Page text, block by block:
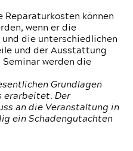
Reparaturkosten können
wenn er die
die unterschiedlichen
und der Ausstattung
werden die
Grundlagen
erarbeitet. Der
an die Veranstaltung in
ein Schadengutachten